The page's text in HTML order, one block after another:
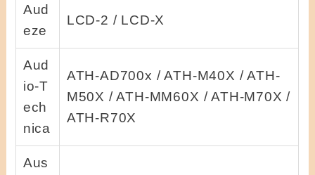
Aud
eze
LCD-2 / LCD-X
Aud
io-T
ech
nica
ATH-AD700x / ATH-M40X / ATH-
M50X / ATH-MM60X / ATH-M70X /
ATH-R70X
Aus